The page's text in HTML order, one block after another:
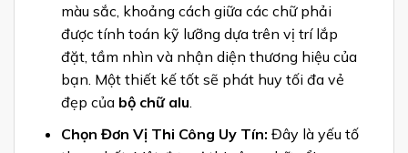
màu sắc, khoảng cách giữa các chữ phải
được tính toán kỹ lưỡng dựa trên vị trí lắp
đặt, tầm nhìn và nhận diện thương hiệu của
bạn. Một thiết kế tốt sẽ phát huy tối đa vẻ
đẹp của bộ chữ alu.
Chọn Đơn Vị Thi Công Uy Tín: Đây là yếu tố